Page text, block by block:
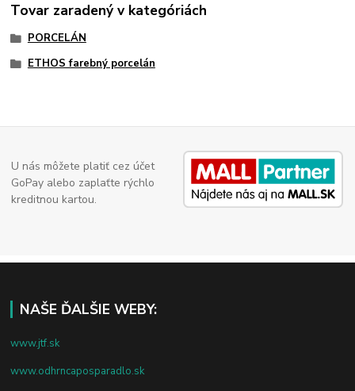
Tovar zaradený v kategóriách
PORCELÁN
ETHOS farebný porcelán
U nás môžete platiť cez účet
GoPay alebo zaplaťte rýchlo
kreditnou kartou.
NAŠE ĎALŠIE WEBY:
www.jtf.sk
www.odhrncaposparadlo.sk